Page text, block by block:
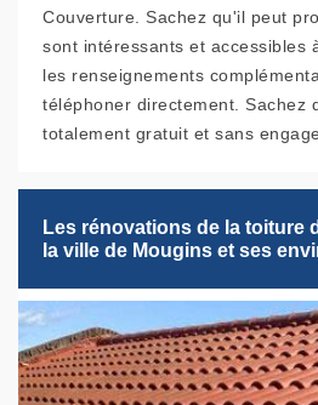
Couverture. Sachez qu'il peut
sont intéressants et accessibles
les renseignements
téléphoner directement. Sachez
totalement gratuit et sans
Les rénovations de la toiture
la ville de Mougins et ses